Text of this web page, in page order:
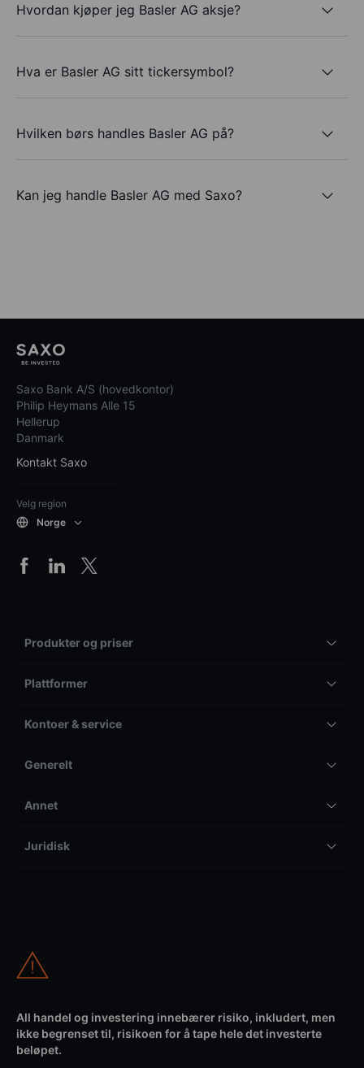
Hvordan kjøper jeg Basler AG aksje?
Hva er Basler AG sitt tickersymbol?
Hvilken børs handles Basler AG på?
Kan jeg handle Basler AG med Saxo?
Saxo Bank A/S (hovedkontor)
Philip Heymans Alle 15
Hellerup
Danmark
Kontakt Saxo
Velg region
Norge
Produkter og priser
Plattformer
Kontoer & service
Generelt
Annet
Juridisk
All handel og investering innebærer risiko, inkludert, men
ikke begrenset til, risikoen for å tape hele det investerte
beløpet.